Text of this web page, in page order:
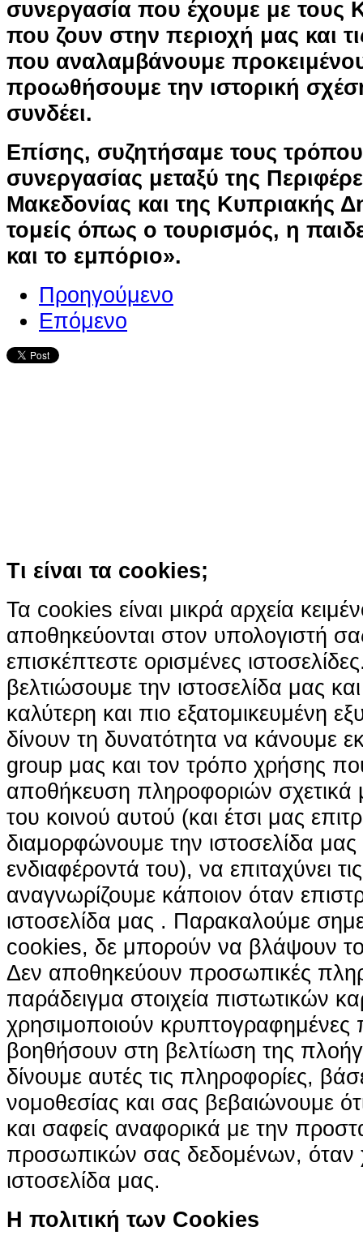
συνεργασία που έχουμε με τους
που ζουν στην περιοχή μας και
που αναλαμβάνουμε
προωθήσουμε την ιστορική
συνδέει.
Επίσης, συζητήσαμε τους
συνεργασίας μεταξύ της
Μακεδονίας και της Κυπριακής
τομείς όπως ο τουρισμός, η
και το εμπόριο».
Προηγούμενο
Επόμενο
Τι είναι τα cookies;
Τα cookies είναι μικρά αρχεία
αποθηκεύονται στον υπολογιστή
επισκέπτεστε ορισμένες
βελτιώσουμε την ιστοσελίδα μας
καλύτερη και πιο εξατομικευμένη
δίνουν τη δυνατότητα να κάνουμε
group μας και τον τρόπο χρήσης
αποθήκευση πληροφοριών σχετικά
του κοινού αυτού (και έτσι μας
διαμορφώνουμε την ιστοσελίδα
ενδιαφέροντά του), να επιταχύνει
αναγνωρίζουμε κάποιον όταν
ιστοσελίδα μας . Παρακαλούμε
cookies, δε μπορούν να βλάψουν
Δεν αποθηκεύουν προσωπικές
παράδειγμα στοιχεία πιστωτικών
χρησιμοποιούν κρυπτογραφημένες
βοηθήσουν στη βελτίωση της
δίνουμε αυτές τις πληροφορίες,
νομοθεσίας και σας βεβαιώνουμε ότι
και σαφείς αναφορικά με την
προσωπικών σας δεδομένων, όταν
ιστοσελίδα μας.
H πολιτική των Cookies